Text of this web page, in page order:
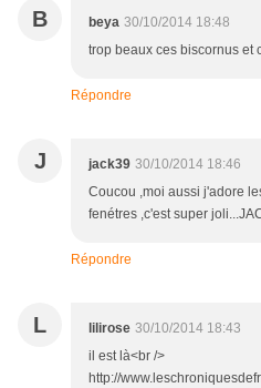
B beya 30/10/2014 18:48
trop beaux ces biscornus et
Répondre
J jack39 30/10/2014 18:46
Coucou ,moi aussi j'adore
fenétres ,c'est super
Répondre
L lilirose 30/10/2014 18:43
il est là<br />
http://